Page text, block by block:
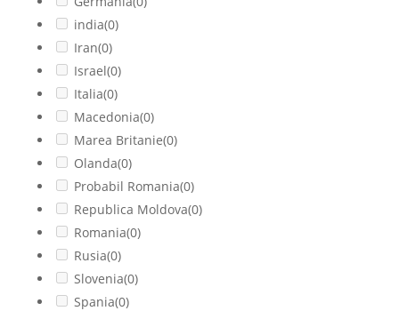
india(0)
Iran(0)
Israel(0)
Italia(0)
Macedonia(0)
Marea Britanie(0)
Olanda(0)
Probabil Romania(0)
Republica Moldova(0)
Romania(0)
Rusia(0)
Slovenia(0)
Spania(0)